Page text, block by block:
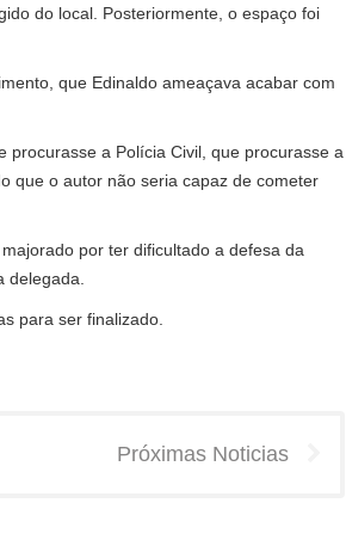
do local. Posteriormente, o espaço foi
que Edinaldo ameaçava acabar com
procurasse a Polícia Civil, que procurasse a
que o autor não seria capaz de cometer
por ter dificultado a defesa da
para ser finalizado.
Próximas Noticias